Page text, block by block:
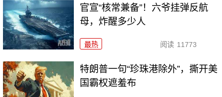
官宣“核常兼备”！六爷挂弹反航
母，炸醒多少人
最热 阅读 11773
特朗普一句“珍珠港除外”，撕开美
国霸权遮羞布